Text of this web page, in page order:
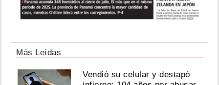
Más Leídas
Vendió su celular y destapó